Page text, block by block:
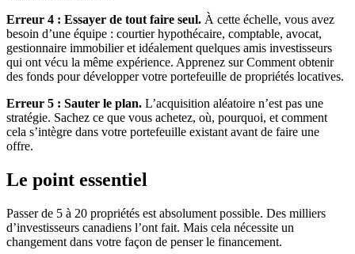
Erreur 4 : Essayer de tout faire seul. À cette échelle, vous avez
besoin d’une équipe : courtier hypothécaire, comptable, avocat,
gestionnaire immobilier et idéalement quelques amis investisseurs
qui ont vécu la même expérience. Apprenez sur Comment obtenir
des fonds pour développer votre portefeuille de propriétés locatives.
Erreur 5 : Sauter le plan. L’acquisition aléatoire n’est pas une
stratégie. Sachez ce que vous achetez, où, pourquoi, et comment
cela s’intègre dans votre portefeuille existant avant de faire une
offre.
Le point essentiel
Passer de 5 à 20 propriétés est absolument possible. Des milliers
d’investisseurs canadiens l’ont fait. Mais cela nécessite un
changement dans votre façon de penser le financement.